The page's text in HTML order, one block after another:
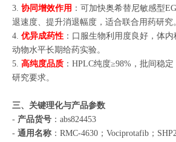
3. 协同增效作用 ：可加快奥希替尼敏感型
退速度、提升消退幅度，适合联合用药研究
4. 优异成药性 ：口服生物利用度良好，体
动物水平长期给药实验。
5. 高纯度品质 ：HPLC纯度≥98%，批间稳
研究要求。
三、关键理化与产品参数
- 产品货号 ：abs824453
- 通用名称 ：RMC-4630；Vociprotafib；